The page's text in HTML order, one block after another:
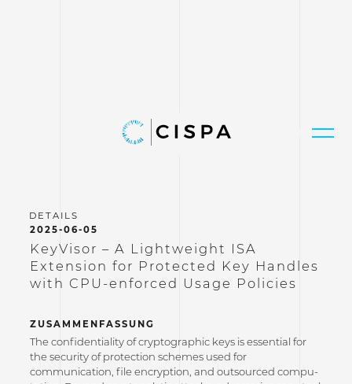
2025-06-05
KeyVisor – A Lightweight ISA
Extension for Protected Key Handles
with CPU-enforced Usage Policies
ZUSAMMENFASSUNG
The confidentiality of cryptographic keys is essential for
the security of protection schemes used for
communication, file encryption, and outsourced compu-